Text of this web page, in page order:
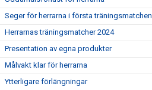
Seger för herrarna i första träningsmatchen
Herrarnas träningsmatcher 2024
Presentation av egna produkter
Målvakt klar för herrarna
Ytterligare förlängningar